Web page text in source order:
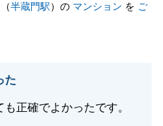
の大事なユーザー様にな
対応が可能である旨の評
すよう宜しくお願い申し
（半蔵門駅）の マンション を ご
た
正確でよかったです。